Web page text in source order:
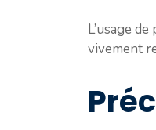
L’usage
vivement